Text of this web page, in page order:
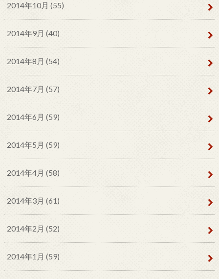
2014年10月 (55)
2014年9月 (40)
2014年8月 (54)
2014年7月 (57)
2014年6月 (59)
2014年5月 (59)
2014年4月 (58)
2014年3月 (61)
2014年2月 (52)
2014年1月 (59)